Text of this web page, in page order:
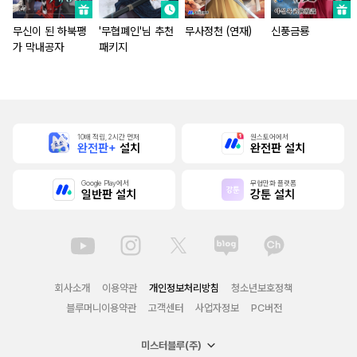
무신이 된 하북팽
가 막내공자
'무협폐인'님 추천
패키지
무사정천 (연재) 신풍금룡
10배 적립, 2시간 먼저
완전판+ 설치
원스토어에서
완전판 설치
Google Play에서
일반판 설치
무협만화 플랫폼
강툰 설치
회사소개 이용약관 개인정보처리방침
청소년보호정책
블루머니이용약관
고객센터 사업자정보 PC버전
미스터블루(주)